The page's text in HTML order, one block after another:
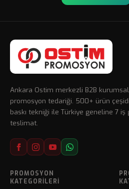
Ankara Ostim merkezli B2B kurumsal
promosyon tedariği. 500+ ürün
baskı tekniği ile Türkiye geneline 7 iş
teslimat.
PROMOSYON
KATEGORILERI